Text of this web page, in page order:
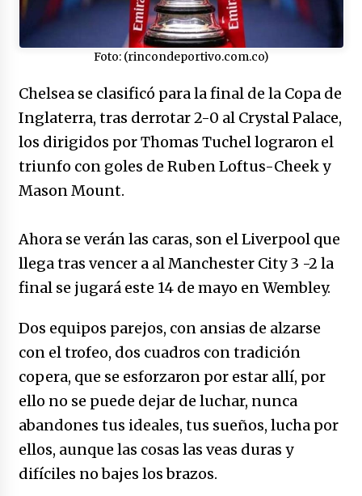
Medellín necesita gobernantes con sentido
de pertenencia
15/01/2026
07/01/2026
Captura de Maduro, donde manda capitán,
no manda marinero.
04/01/2026
caerle
31/12/2025
31/12/2025
El aumento del mínimo causa escozor en
31/12/2025
Atlético Nacional se quedó con laCopa
Colombia 2025
17/12/2025
Foto: (rincondeportivo.com.co)
Chelsea se clasificó para la final de la Copa de
Inglaterra, tras derrotar 2-0 al Crystal Palace,
los dirigidos por Thomas Tuchel lograron el
triunfo con goles de Ruben Loftus-Cheek y
Mason Mount.
Ahora se verán las caras, son el Liverpool que
llega tras vencer a al Manchester City 3 -2 la
final se jugará este 14 de mayo en Wembley.
Dos equipos parejos, con ansias de alzarse
con el trofeo, dos cuadros con tradición
copera, que se esforzaron por estar allí, por
ello no se puede dejar de luchar, nunca
abandones tus ideales, tus sueños, lucha por
ellos, aunque las cosas las veas duras y
difíciles no bajes los brazos.